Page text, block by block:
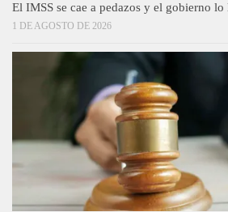
El IMSS se cae a pedazos y el gobierno
1 DE AGOSTO DE 2026